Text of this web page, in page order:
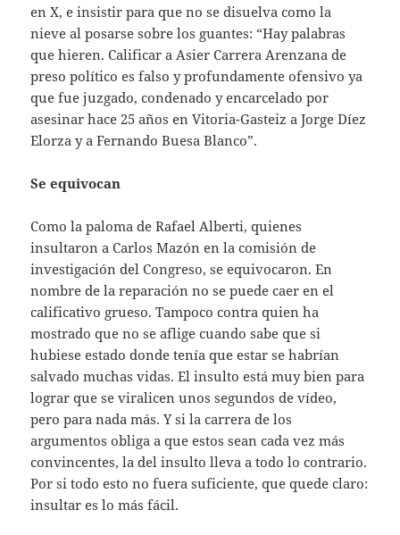
en X, e insistir para que no se disuelva como la
nieve al posarse sobre los guantes: “Hay palabras
que hieren. Calificar a Asier Carrera Arenzana de
preso político es falso y profundamente ofensivo ya
que fue juzgado, condenado y encarcelado por
asesinar hace 25 años en Vitoria-Gasteiz a Jorge Díez
Elorza y a Fernando Buesa Blanco”.
Se equivocan
Como la paloma de Rafael Alberti, quienes
insultaron a Carlos Mazón en la comisión de
investigación del Congreso, se equivocaron. En
nombre de la reparación no se puede caer en el
calificativo grueso. Tampoco contra quien ha
mostrado que no se aflige cuando sabe que si
hubiese estado donde tenía que estar se habrían
salvado muchas vidas. El insulto está muy bien para
lograr que se viralicen unos segundos de vídeo,
pero para nada más. Y si la carrera de los
argumentos obliga a que estos sean cada vez más
convincentes, la del insulto lleva a todo lo contrario.
Por si todo esto no fuera suficiente, que quede claro:
insultar es lo más fácil.